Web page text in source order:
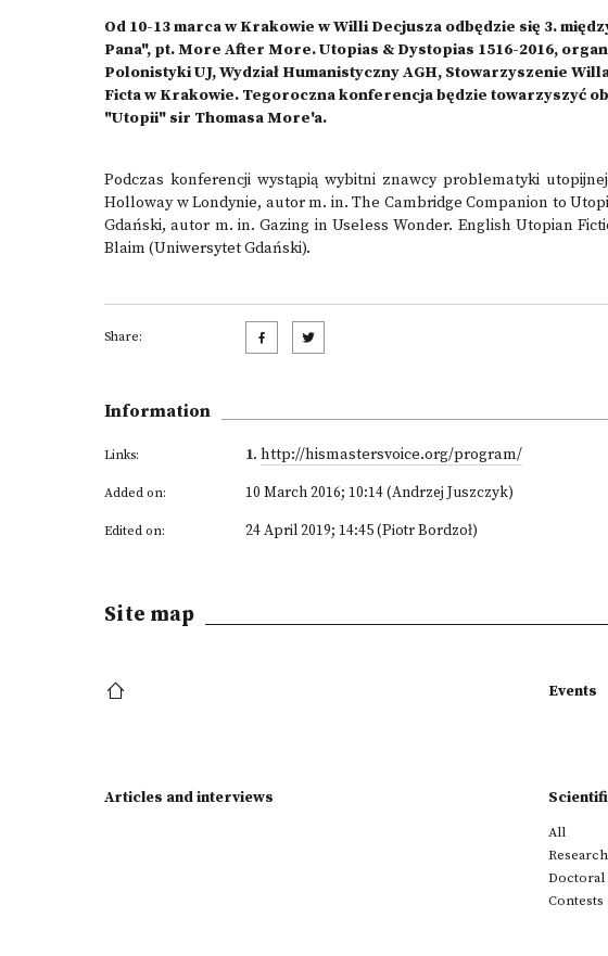
Od 10-13 marca w Krakowie w Willi Decjusza odbędzie się 3.
Pana", pt. More After More. Utopias & Dystopias 1516-2016,
Polonistyki UJ, Wydział Humanistyczny AGH, Stowarzyszenie
Ficta w Krakowie. Tegoroczna konferencja będzie towarzyszyć
"Utopii" sir Thomasa More'a.
Podczas konferencji wystąpią wybitni znawcy problematyki
Holloway w Londynie, autor m. in. The Cambridge Companion to
Gdański, autor m. in. Gazing in Useless Wonder. English Utopian
Blaim (Uniwersytet Gdański).
Share:
Information
Links: 1. http://hismastersvoice.org/program/
Added on: 10 March 2016; 10:14 (Andrzej Juszczyk)
Edited on: 24 April 2019; 14:45 (Piotr Bordzoł)
Site map
Events
Articles and interviews
All
Doctoral
Contests